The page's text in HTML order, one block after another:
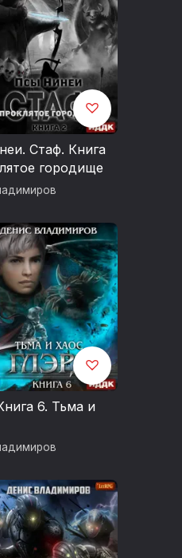
Стаф. Книга
городище
6. Тьма и